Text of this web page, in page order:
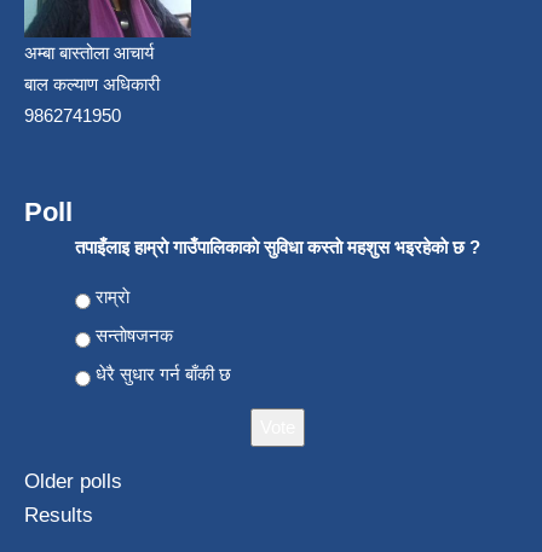
अम्बा बास्तोला आचार्य
बाल कल्याण अधिकारी
9862741950
Poll
तपाइँलाइ हाम्राे गाउँपालिकाकाे सुविधा कस्ताे महशुस भइरहेकाे छ ?
Choices
राम्राे
सन्ताेषजनक
धेरै सुधार गर्न बाँकी छ
Older polls
Results